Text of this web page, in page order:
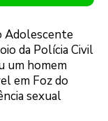
Adolescente
da Polícia Civil
um homem
em Foz do
sexual